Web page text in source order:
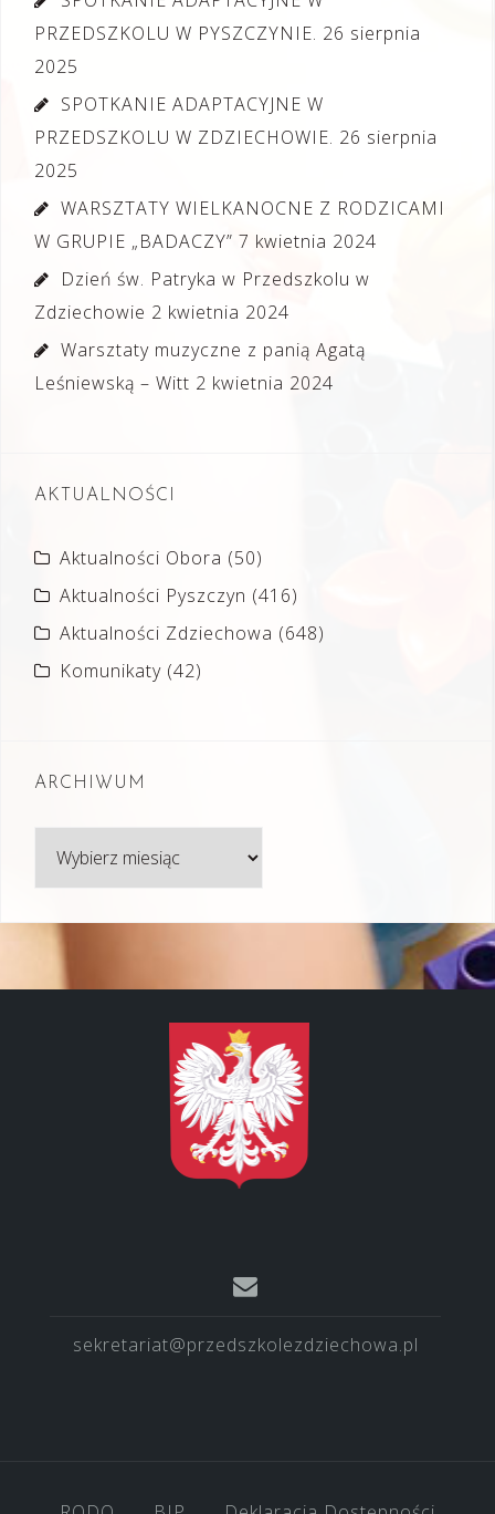
PRZEDSZKOLU W PYSZCZYNIE. 26 sierpnia
2025
SPOTKANIE ADAPTACYJNE W
PRZEDSZKOLU W ZDZIECHOWIE. 26 sierpnia
2025
WARSZTATY WIELKANOCNE Z RODZICAMI
W GRUPIE „BADACZY” 7 kwietnia 2024
Dzień św. Patryka w Przedszkolu w
Zdziechowie 2 kwietnia 2024
Warsztaty muzyczne z panią Agatą
Leśniewską – Witt 2 kwietnia 2024
AKTUALNOŚCI
Aktualności Obora (50)
Aktualności Pyszczyn (416)
Aktualności Zdziechowa (648)
Komunikaty (42)
ARCHIWUM
sekretariat@przedszkolezdziechowa.pl